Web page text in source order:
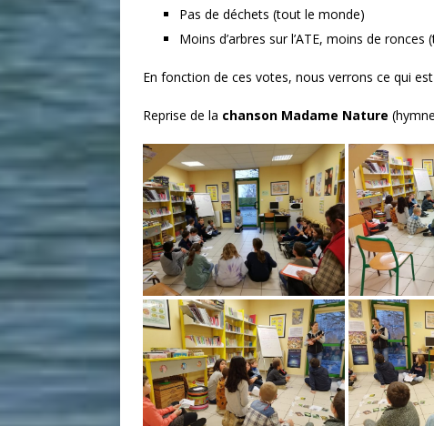
Pas de déchets (tout le monde)
Moins d’arbres sur l’ATE, moins de
En fonction de ces votes, nous verrons ce qui
Reprise de la chanson Madame Nature